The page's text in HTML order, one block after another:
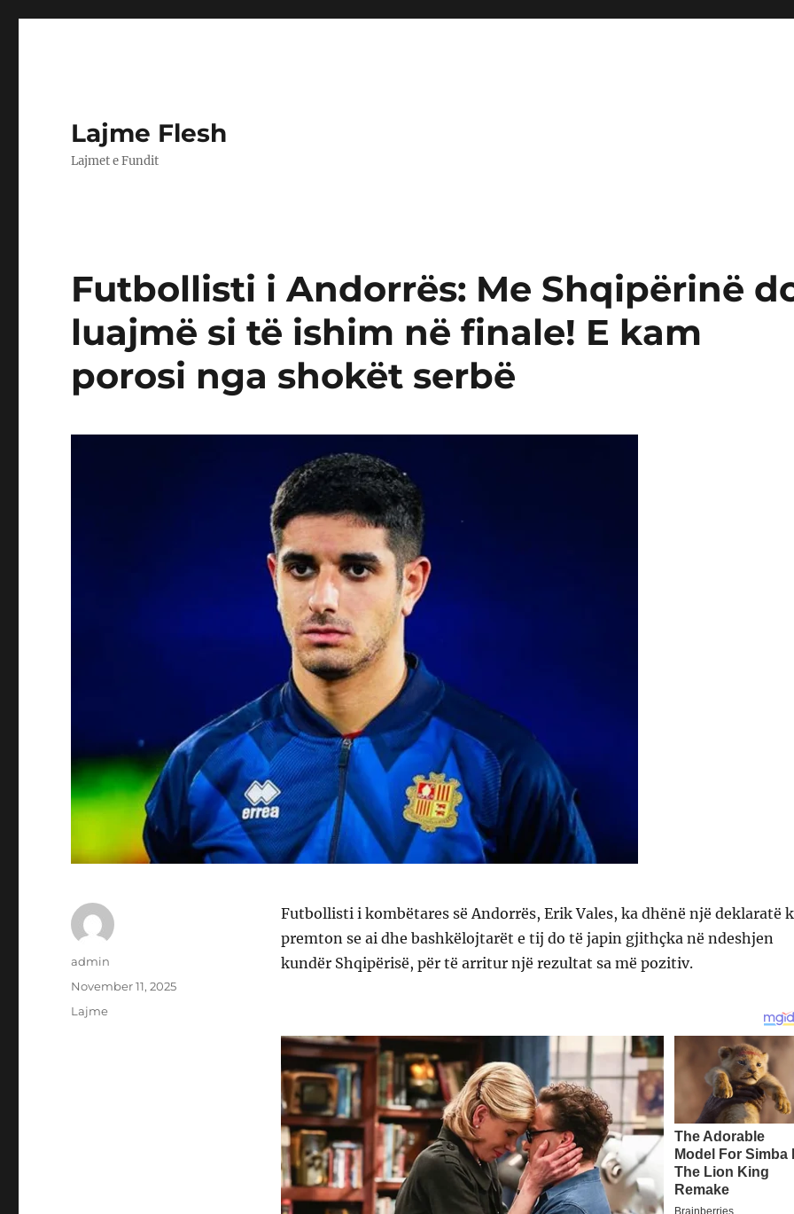
Lajme Flesh
Lajmet e Fundit
Futbollisti i Andorrës: Me Shqipërinë
luajmë si të ishim në finale! E kam
porosi nga shokët serbë
Futbollisti i kombëtares së Andorrës, Erik Vales, ka dhënë një deklaratë
premton se ai dhe bashkëlojtarët e tij do të japin gjithçka në ndeshjen
kundër Shqipërisë, për të arritur një rezultat sa më pozitiv.
Author
admin
Posted
November 11, 2025
Categories
Lajme